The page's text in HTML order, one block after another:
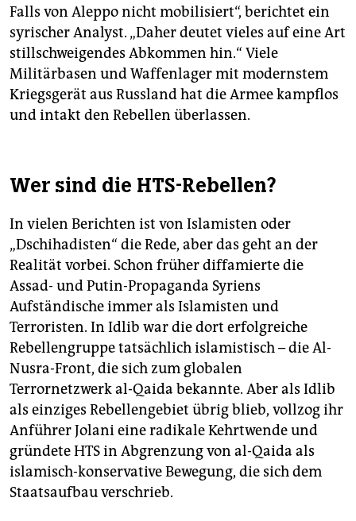
Falls von Aleppo nicht mobilisiert“, berichtet ein
syrischer Analyst. „Daher deutet vieles auf eine Art
stillschweigendes Abkommen hin.“ Viele
Militärbasen und Waffenlager mit modernstem
Kriegsgerät aus Russland hat die Armee kampflos
und intakt den Rebellen überlassen.
Wer sind die HTS-Rebellen?
In vielen Berichten ist von Islamisten oder
„Dschihadisten“ die Rede, aber das geht an der
Realität vorbei. Schon früher diffamierte die
Assad- und Putin-Propaganda Syriens
Aufständische immer als Islamisten und
Terroristen. In Idlib war die dort erfolgreiche
Rebellengruppe tatsächlich islamistisch – die Al-
Nusra-Front, die sich zum globalen
Terrornetzwerk al-Qaida bekannte. Aber als Idlib
als einziges Rebellengebiet übrig blieb, vollzog ihr
Anführer Jolani eine radikale Kehrtwende und
gründete HTS in Abgrenzung von al-Qaida als
islamisch-konservative Bewegung, die sich dem
Staatsaufbau verschrieb.